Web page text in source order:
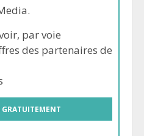
par voie
des partenaires de